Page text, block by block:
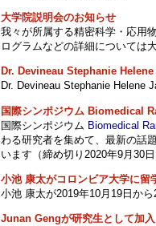
大学院説明会のお知らせ
我々が所属する精密科学・応用
ログラムなどの詳細については
Dr. Devineau Stephanie
Dr. Devineau Stephanie Helene
国際シンポジウム Biomedical
国際シンポジウム Biomedical
わる研究者を集めて、最新の話
います（締め切り2020年9月30
小池 康太がコロンビア大学に留
小池 康太が2019年10月19日か
Junan Gengが研究生として加入